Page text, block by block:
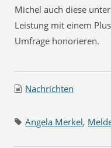
Michel auch diese
Leistung mit einem
Umfrage honorieren.
Nachrichten
Angela Merkel,